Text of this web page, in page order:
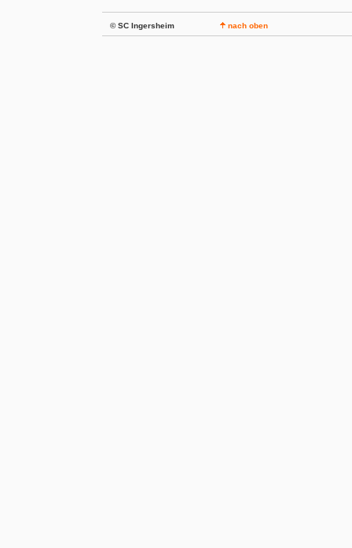
© SC Ingersheim nach oben